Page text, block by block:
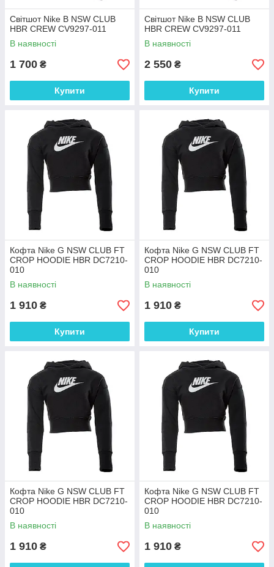
Світшот Nike B NSW CLUB
HBR CREW CV9297-011
В наявності
1 700 ₴
Купити
Світшот Nike B NSW CLUB
HBR CREW CV9297-011
В наявності
2 550 ₴
Купити
Кофта Nike G NSW CLUB FT
CROP HOODIE HBR DC7210-
010
В наявності
1 910 ₴
Купити
Кофта Nike G NSW CLUB FT
CROP HOODIE HBR DC7210-
010
В наявності
1 910 ₴
Купити
Кофта Nike G NSW CLUB FT
CROP HOODIE HBR DC7210-
010
В наявності
1 910 ₴
Кофта Nike G NSW CLUB FT
CROP HOODIE HBR DC7210-
010
В наявності
1 910 ₴